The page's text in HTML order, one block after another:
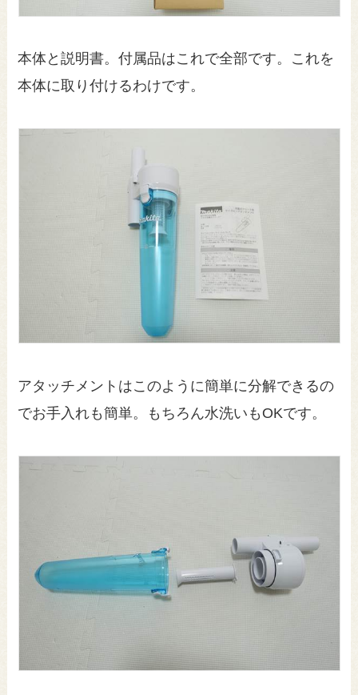
本体と説明書。付属品はこれで全部です。これを
本体に取り付けるわけです。
アタッチメントはこのように簡単に分解できるの
でお手入れも簡単。もちろん水洗いもOKです。